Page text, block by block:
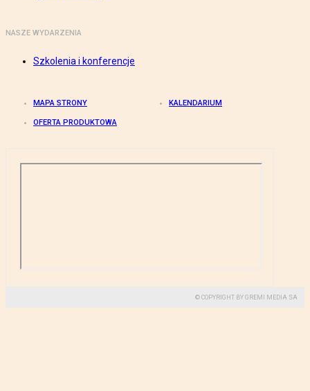
NASZE WYDARZENIA
Szkolenia i konferencje
MAPA STRONY KALENDARIUM
OFERTA PRODUKTOWA
© COPYRIGHT BY GREMI MEDIA SA